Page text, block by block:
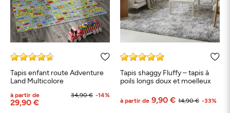
Tapis enfant route Adventure
Land Multicolore
34,90 €
à partir de
29,90 €
-14%
Tapis shaggy Fluffy – tapis à
poils longs doux et moelleux
14,90 €
à partir de 9,90 € -33%